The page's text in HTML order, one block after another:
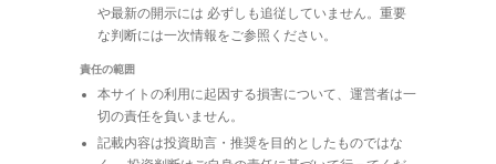
や最新の開示には 必ずしも追従していません。重要
な判断には一次情報をご参照ください。
責任の範囲
本サイトの利用に起因する損害について、運営者は一
切の責任を負いません。
記載内容は投資助言・推奨を目的としたものではな